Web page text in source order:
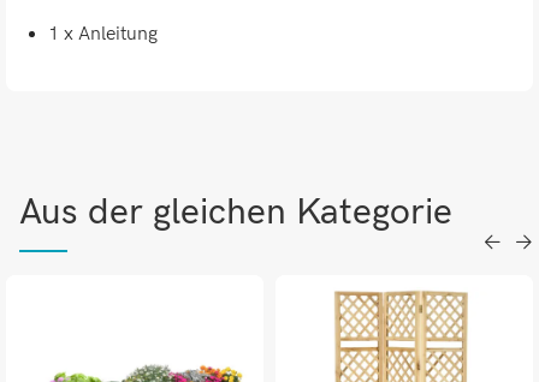
1 x Anleitung
Aus der gleichen Kategorie